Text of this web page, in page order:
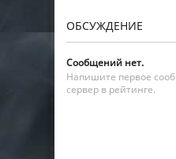
ОБСУЖДЕНИЕ
Сообщений нет.
Напишите первое
сервер в рейтинге.